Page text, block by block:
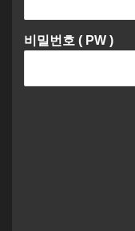
비밀번호 ( PW )